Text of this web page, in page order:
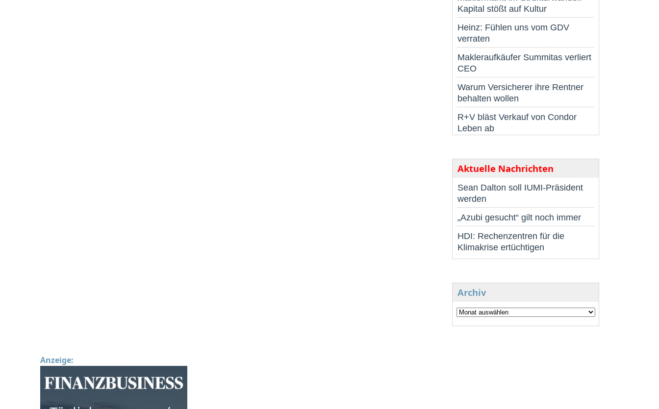
Kapital stößt auf Kultur
Heinz: Fühlen uns vom GDV
verraten
Makleraufkäufer Summitas verliert
CEO
Warum Versicherer ihre Rentner
behalten wollen
R+V bläst Verkauf von Condor
Leben ab
Aktuelle Nachrichten
Sean Dalton soll IUMI-Präsident
werden
„Azubi gesucht“ gilt noch immer
HDI: Rechenzentren für die
Klimakrise ertüchtigen
Archiv
Anzeige: